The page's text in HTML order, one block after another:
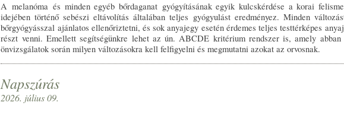
A melanóma és minden egyéb bőrdaganat gyógyításának egyik kulcskérdése a korai
idejében történő sebészi eltávolítás általában teljes gyógyulást eredményez. Minden
bőrgyógyásszal ajánlatos ellenőriztetni, és sok anyajegy esetén érdemes teljes testtérképes
részt venni. Emellett segítségünkre lehet az ún. ABCDE kritérium rendszer is, amely
önvizsgálatok során milyen változásokra kell felfigyelni és megmutatni azokat az orvosnak.
Napszúrás
2026. július 09.